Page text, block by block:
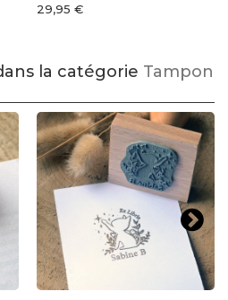
29,95 €
la catégorie Tampon